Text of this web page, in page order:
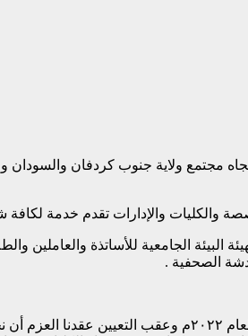
١٩٩٤م تقوم بأدوار كبيرة وعظيمة تجاه مجتمع
والكليات والإدارات تقدم خدمة لكافة
عديدة لتهيئة البيئة الجامعية
الصحفية .
قال مدير جامعة الدلنج البروف محمد دفع الله أحمد